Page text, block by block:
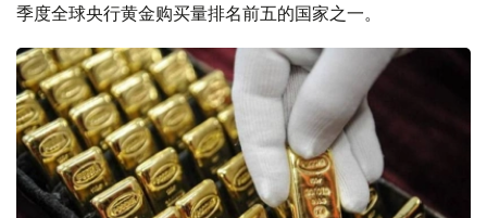
季度全球央行黄金购买量排名前五的国家之一。